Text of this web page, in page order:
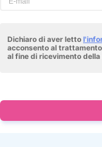
Dichiaro di aver letto
acconsento al
al fine di ricevimento